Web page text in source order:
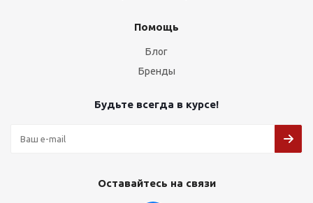
Помощь
Блог
Бренды
Будьте всегда в курсе!
Оставайтесь на связи